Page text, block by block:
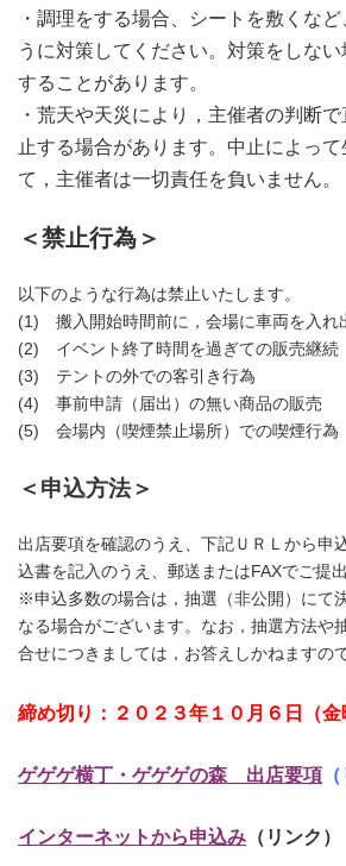
・調理をする場合、シートを敷くな
うに対策してください。対策をしな
することがあります。
・荒天や天災により，主催者の判断
止する場合があります。中止によっ
て，主催者は一切責任を負いません。
＜禁止行為＞
以下のような行為は禁止いたします。
(1) 搬入開始時間前に，会場に車両を入れ
(2) イベント終了時間を過ぎての販売継続
(3) テントの外での客引き行為
(4) 事前申請（届出）の無い商品の販売
(5) 会場内（喫煙禁止場所）での喫煙行為
＜申込方法＞
出店要項を確認のうえ、下記ＵＲＬから申
込書を記入のうえ、郵送またはFAXでご提出
※申込多数の場合は，抽選（非公開）にて
なる場合がございます。なお，抽選方法や
合せにつきましては，お答えしかねますの
締め切り：２０２３年１０月６日（
ゲゲゲ横丁・ゲゲゲの森 出店要項
インターネットから申込み （リンク）